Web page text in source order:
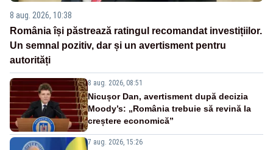
8 aug. 2026, 10:38
România își păstrează ratingul recomandat investițiilor.
Un semnal pozitiv, dar și un avertisment pentru
autorități
8 aug. 2026, 08:51
Nicușor Dan, avertisment după decizia
Moody’s: „România trebuie să revină la
creștere economică”
7 aug. 2026, 15:26